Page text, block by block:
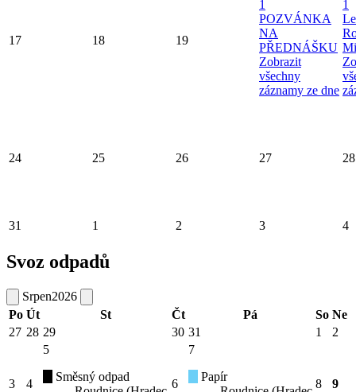
17 18 19
1
POZVÁNKA
NA
PŘEDNÁŠKU
Zobrazit
všechny
záznamy ze dne
1
24 25 26 27 28
31 1 2 3 4
Svoz odpadů
Srpen2026
Po Út St Čt Pá So Ne
27 28 29 30 31 1 2
3 4
5
Směsný odpad
6
7
Papír
8 9